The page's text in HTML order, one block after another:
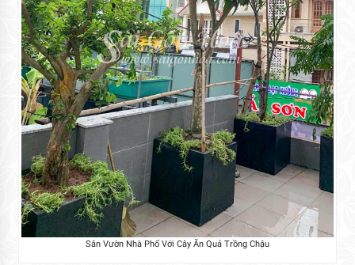
Sân Vườn Nhà Phố Với Cây Ăn Quả Trồng Chậu